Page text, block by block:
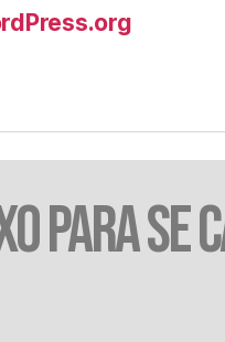
PARA SE